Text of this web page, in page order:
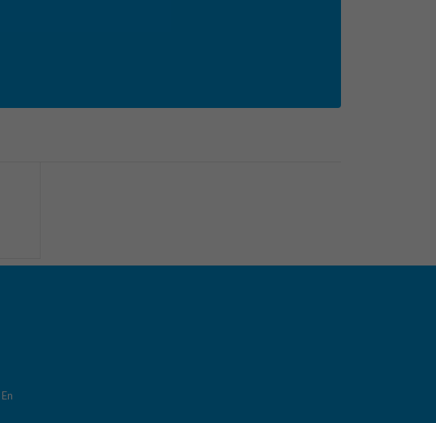
En